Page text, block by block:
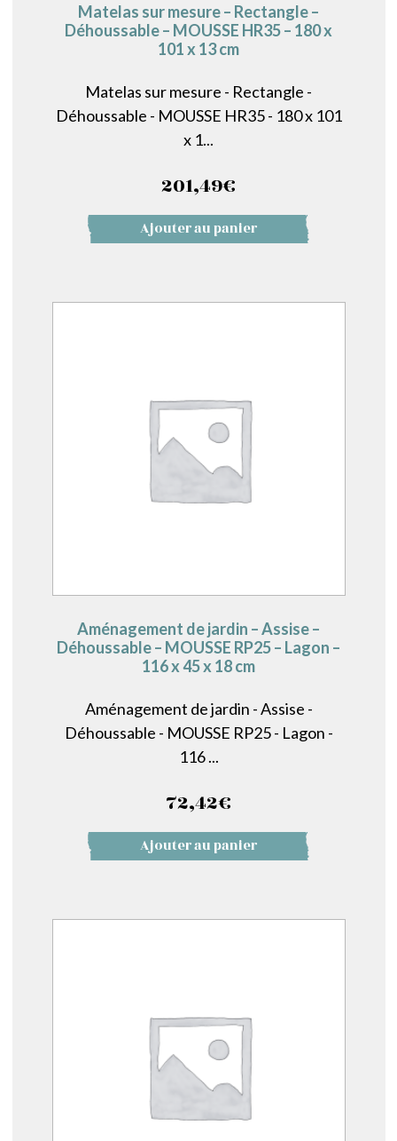
Matelas sur mesure – Rectangle –
Déhoussable – MOUSSE HR35 – 180 x
101 x 13 cm
Matelas sur mesure - Rectangle -
Déhoussable - MOUSSE HR35 - 180 x 101
x 1...
201,49€
Ajouter au panier
Aménagement de jardin – Assise –
Déhoussable – MOUSSE RP25 – Lagon –
116 x 45 x 18 cm
Aménagement de jardin - Assise -
Déhoussable - MOUSSE RP25 - Lagon -
116 ...
72,42€
Ajouter au panier